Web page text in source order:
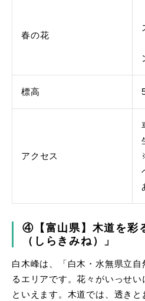
春の花
標高
アクセス
④【富山県】木道を彩
（しらきみね）」
白木峰は、「白木・水無県立
るエリアです。花々がいっせ
といえます。木道では、透き